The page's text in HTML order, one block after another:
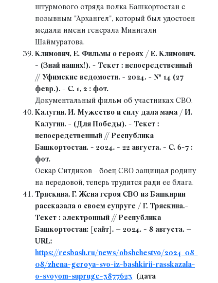
штурмового отряда полка Башкортостан с
позывным "Архангел", который был удостоен
медали имени генерала Минигали
Шаймуратова.
Климович, Е. Фильмы о героях / Е. Климович.
- (Знай наших!). - Текст : непосредственный
// Уфимские ведомости. - 2024. - № 14 (27
февр.). - С. 1, 2 : фот.
Документальный фильм об участниках СВО.
Калугин, И. Мужество и силу дала мама / И.
Калугин. - (Для Победы). - Текст :
непосредственный // Республика
Башкортостан. - 2024. - 22 августа. - С. 6-7 :
фот.
Оскар Ситдиков - боец СВО защищал родину
на передовой, теперь трудится ради ее блага.
Тряскина, Г. Жена героя СВО из Башкирии
рассказала о своем супруге / Г. Тряскина.-
Текст : электронный // Республика
Башкортостан: [сайт]. – 2024. - 8 августа. –
URL:
https://resbash.ru/news/obshchestvo/2024-08-
08/zhena-geroya-svo-iz-bashkirii-rasskazala-
o-svoyom-supruge-3877623 (дата